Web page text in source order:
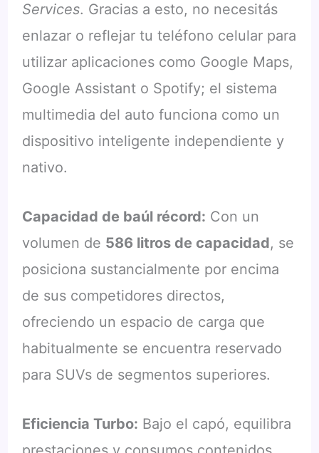
Services. Gracias a esto, no necesitás
enlazar o reflejar tu teléfono celular para
utilizar aplicaciones como Google Maps,
Google Assistant o Spotify; el sistema
multimedia del auto funciona como un
dispositivo inteligente independiente y
nativo.
Capacidad de baúl récord: Con un
volumen de 586 litros de capacidad, se
posiciona sustancialmente por encima
de sus competidores directos,
ofreciendo un espacio de carga que
habitualmente se encuentra reservado
para SUVs de segmentos superiores.
Eficiencia Turbo: Bajo el capó, equilibra